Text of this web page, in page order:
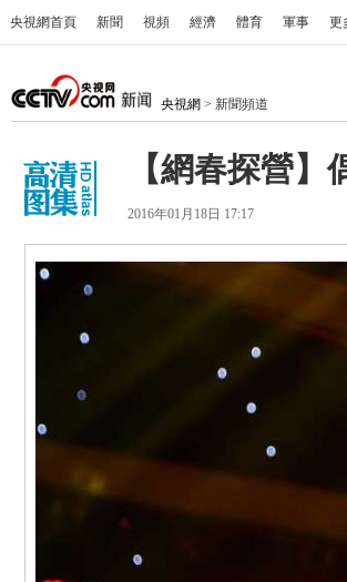
央視網首頁 新聞 視頻 經濟 體育 軍事 更
央視網 > 新聞頻道
【網春探營
2016年01月18日 17:17